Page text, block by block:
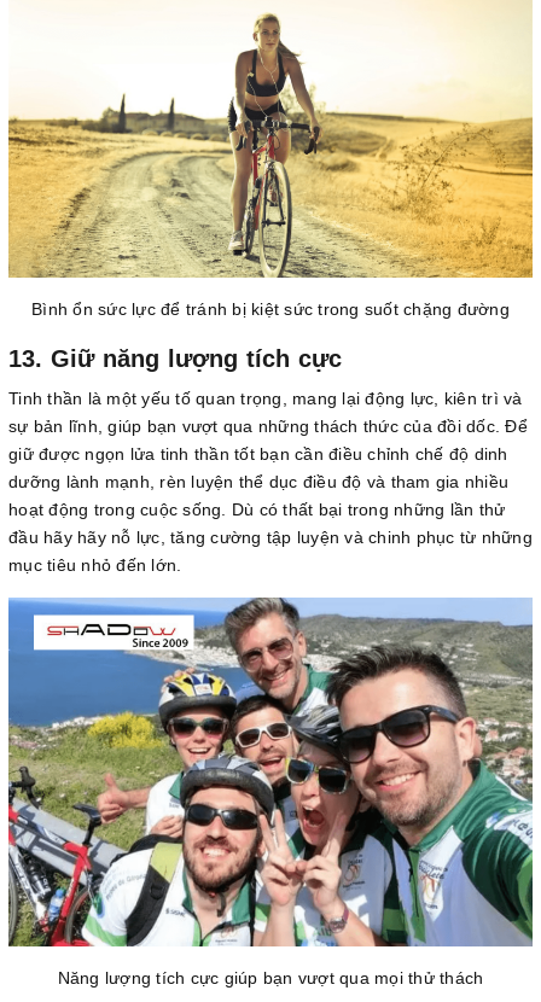
Bình ổn sức lực để tránh bị kiệt sức trong suốt chặng đường
13. Giữ năng lượng tích cực
Tinh thần là một yếu tố quan trọng, mang lại động lực, kiên trì và
sự bản lĩnh, giúp bạn vượt qua những thách thức của đồi dốc. Để
giữ được ngọn lửa tinh thần tốt bạn cần điều chỉnh chế độ dinh
dưỡng lành mạnh, rèn luyện thể dục điều độ và tham gia nhiều
hoạt động trong cuộc sống. Dù có thất bại trong những lần thử
đầu hãy hãy nỗ lực, tăng cường tập luyện và chinh phục từ những
mục tiêu nhỏ đến lớn.
Năng lượng tích cực giúp bạn vượt qua mọi thử thách